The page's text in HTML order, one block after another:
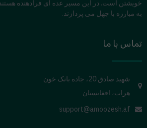
خویشتن است. در این مسیر عده ای فرادهنده هستند
به مبارزه با جهل می پردازند.
تماس با ما
شهید صادق 20، جاده بانک خون
هرات، افغانستان
support@amoozesh.af